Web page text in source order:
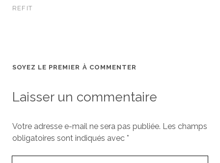
REFIT
SOYEZ LE PREMIER À COMMENTER
Laisser un commentaire
Votre adresse e-mail ne sera pas publiée. Les champs
obligatoires sont indiqués avec *